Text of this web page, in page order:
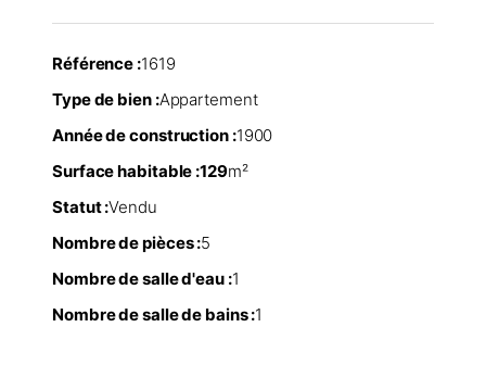
Référence :1619
Type de bien :Appartement
Année de construction :1900
Surface habitable :129m²
Statut :Vendu
Nombre de pièces :5
Nombre de salle d'eau :1
Nombre de salle de bains :1